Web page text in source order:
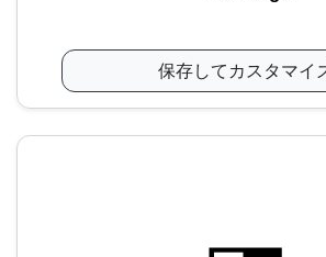
保存してカスタマイ